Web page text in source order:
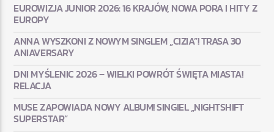
EUROWIZJA JUNIOR 2026: 16 KRAJÓW, NOWA PORA I HITY Z
EUROPY
ANNA WYSZKONI Z NOWYM SINGLEM „CIZIA”! TRASA 30
ANIAVERSARY
DNI MYŚLENIC 2026 – WIELKI POWRÓT ŚWIĘTA MIASTA!
RELACJA
MUSE ZAPOWIADA NOWY ALBUM! SINGIEL „NIGHTSHIFT
SUPERSTAR”